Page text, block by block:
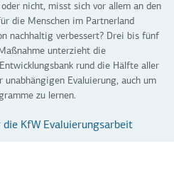
nicht, misst sich vor allem an den
die Menschen im Partnerland
nachhaltig verbessert? Drei bis fünf
unterzieht die
rund die Hälfte aller
unabhängigen Evaluierung, auch um
zu lernen.
KfW Evaluierungsarbeit